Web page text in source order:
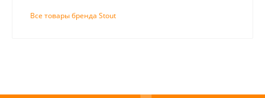
Все товары бренда Stout